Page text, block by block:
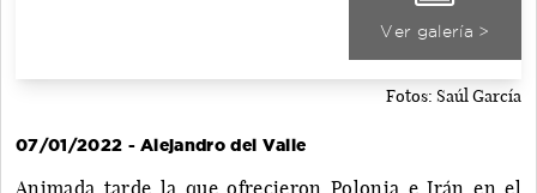
Ver galería >
Fotos: Saúl García
07/01/2022 - Alejandro del Valle
Animada tarde la que ofrecieron Polonia e Irán en el